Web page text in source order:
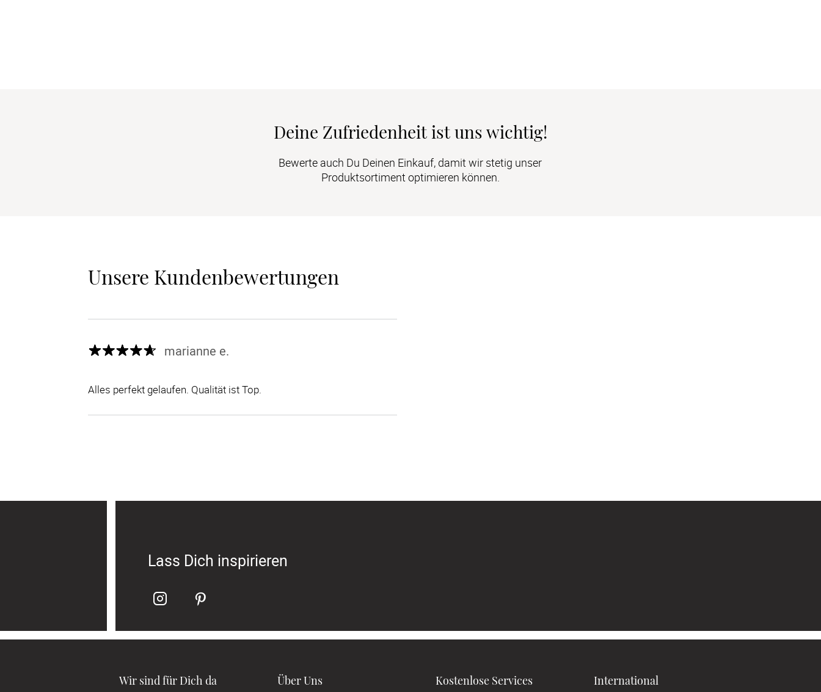
Deine Zufriedenheit ist uns wichtig!
Bewerte auch Du Deinen Einkauf, damit wir stetig unser
Produktsortiment optimieren können.
Unsere Kundenbewertungen
marianne e.
Alles perfekt gelaufen. Qualität ist Top.
Lass Dich inspirieren
Wir sind für Dich da Über Uns Kostenlose Services International